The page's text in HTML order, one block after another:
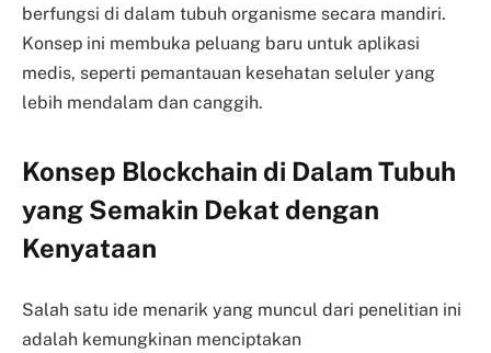
berfungsi di dalam tubuh organisme secara mandiri.
Konsep ini membuka peluang baru untuk aplikasi
medis, seperti pemantauan kesehatan seluler yang
lebih mendalam dan canggih.
Konsep Blockchain di Dalam Tubuh
yang Semakin Dekat dengan
Kenyataan
Salah satu ide menarik yang muncul dari penelitian ini
adalah kemungkinan menciptakan